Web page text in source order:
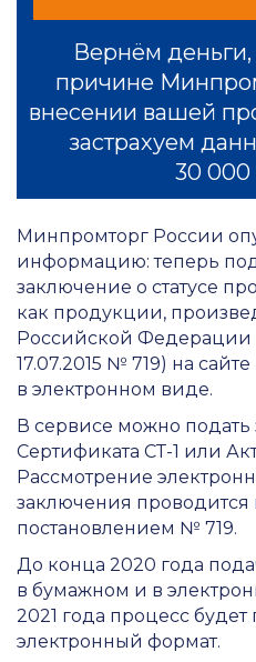
Вернём
причине
внесении вашей
застрахуем
30
Минпромторг России
информацию: теперь
заключение о статусе
как продукции,
Российской Федерации
17.07.2015 № 719) на
в электронном виде.
В сервисе можно подать
Сертификата СТ-1 или
Рассмотрение
заключения проводится
постановлением № 719.
До конца 2020 года
в бумажном и в
2021 года процесс
электронный формат.